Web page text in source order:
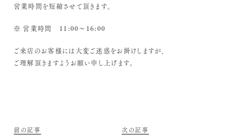
営業時間を短縮させて頂きます。
※ 営業時間 11:00～16:00
ご来店のお客様には大変ご迷惑をお掛けしますが、
ご理解頂きますようお願い申し上げます。
前の記事 次の記事